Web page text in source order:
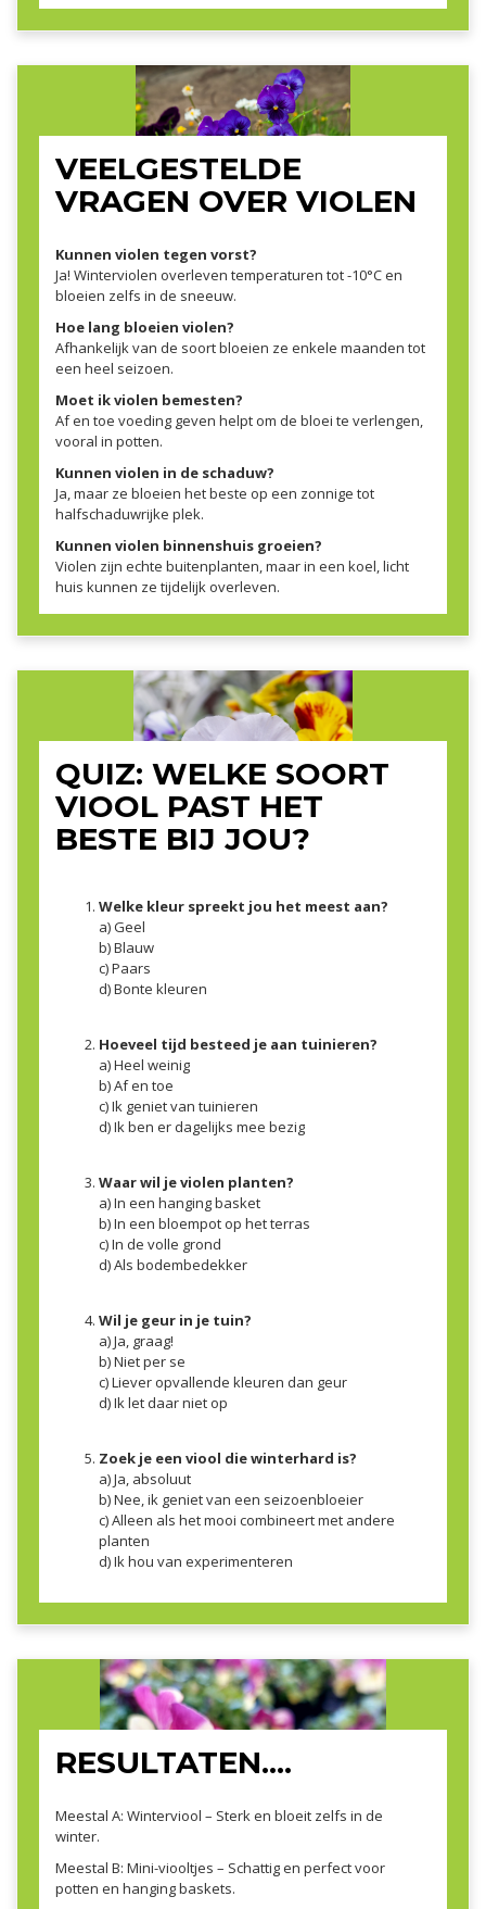
VEELGESTELDE
VRAGEN OVER VIOLEN
Kunnen violen tegen vorst?
Ja! Winterviolen overleven temperaturen tot -10°C en
bloeien zelfs in de sneeuw.
Hoe lang bloeien violen?
Afhankelijk van de soort bloeien ze enkele maanden tot
een heel seizoen.
Moet ik violen bemesten?
Af en toe voeding geven helpt om de bloei te verlengen,
vooral in potten.
Kunnen violen in de schaduw?
Ja, maar ze bloeien het beste op een zonnige tot
halfschaduwrijke plek.
Kunnen violen binnenshuis groeien?
Violen zijn echte buitenplanten, maar in een koel, licht
huis kunnen ze tijdelijk overleven.
QUIZ: WELKE SOORT
VIOOL PAST HET
BESTE BIJ JOU?
Welke kleur spreekt jou het meest aan?
a) Geel
b) Blauw
c) Paars
d) Bonte kleuren
Hoeveel tijd besteed je aan tuinieren?
a) Heel weinig
b) Af en toe
c) Ik geniet van tuinieren
d) Ik ben er dagelijks mee bezig
Waar wil je violen planten?
a) In een hanging basket
b) In een bloempot op het terras
c) In de volle grond
d) Als bodembedekker
Wil je geur in je tuin?
a) Ja, graag!
b) Niet per se
c) Liever opvallende kleuren dan geur
d) Ik let daar niet op
Zoek je een viool die winterhard is?
a) Ja, absoluut
b) Nee, ik geniet van een seizoenbloeier
c) Alleen als het mooi combineert met andere
planten
d) Ik hou van experimenteren
RESULTATEN....
Meestal A: Winterviool – Sterk en bloeit zelfs in de
winter.
Meestal B: Mini-viooltjes – Schattig en perfect voor
potten en hanging baskets.